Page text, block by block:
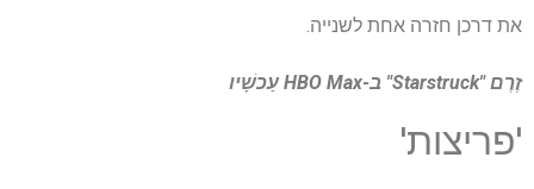
את דרכן חזרה אחת לשנייה.
זֶרֶם"Starstruck" ב-HBO Max עַכשָׁיו
'פריצות'